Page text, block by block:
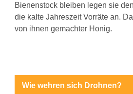
Bienenstock bleiben legen sie
die kalte Jahreszeit Vorräte an.
von ihnen gemachter Honig.
Wie wehren sich Drohnen?